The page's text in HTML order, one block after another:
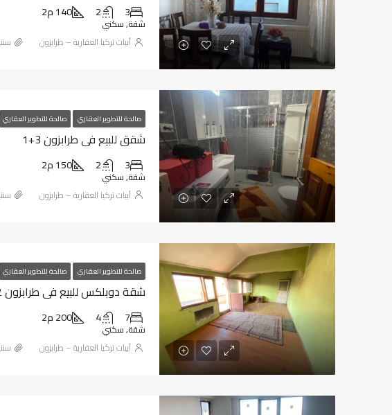
3
2 140 م2
شقة, سكني
أبيات تركيا العقارية – طرابزون
صالحة للتطوير العقاري صالحة للتطوير العقاري
شقق للبيع في طرابزون 3+1
3
2 150 م2
شقة, سكني
أبيات تركيا العقارية – طرابزون
صالحة للتطوير العقاري صالحة للتطوير العقاري
شقة دوبلكس للبيع في طرابزون 2+7
7
4 200 م2
شقة, سكني
أبيات تركيا العقارية – طرابزون